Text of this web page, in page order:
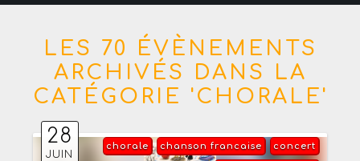
LES 70 ÉVÈNEMENTS
ARCHIVÉS DANS LA
CATÉGORIE 'CHORALE'
28
JUIN
concert
chanson francaise
chorale